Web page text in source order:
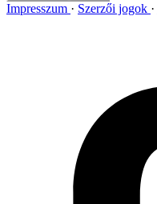
Impresszum Szerzői jogok